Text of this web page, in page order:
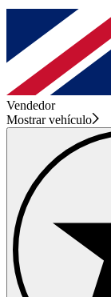
Vendedor
Mostrar vehículo